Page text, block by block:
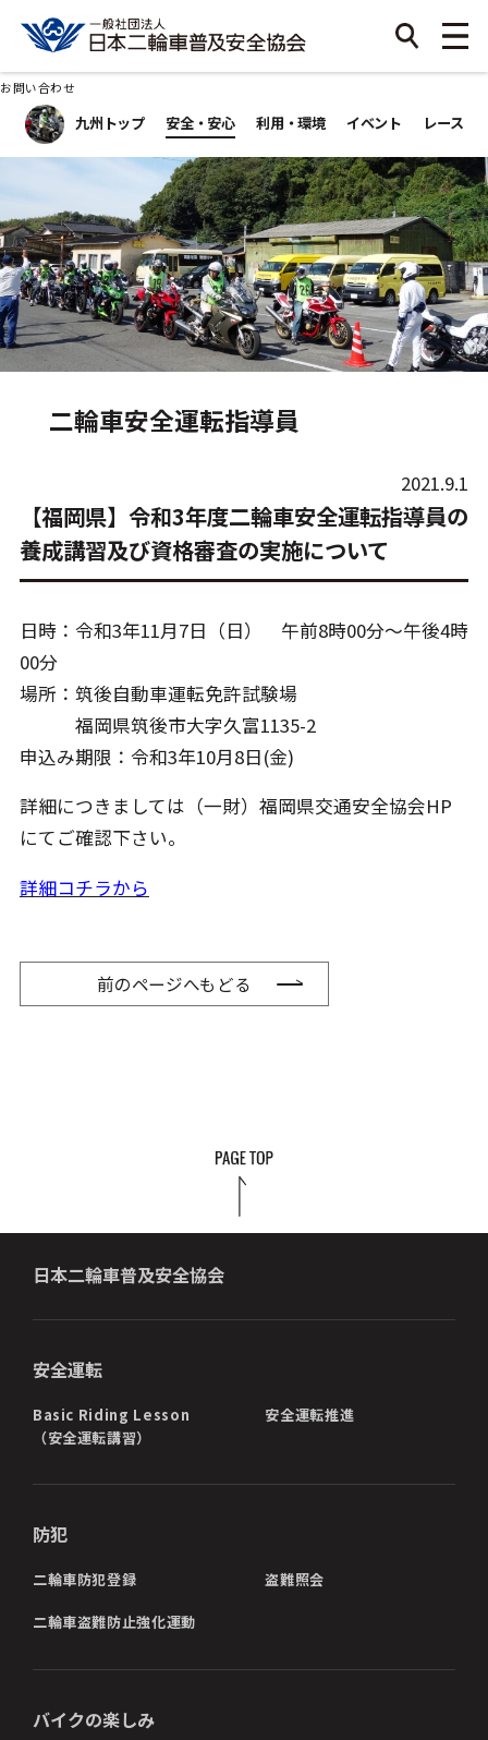
九州トップ 安全・安心 利用・環境 イベント レース
お問い合わせ
二輪車安全運転指導員
2021.9.1
【福岡県】令和3年度二輪車安全運転指導員の
養成講習及び資格審査の実施について
日時：令和3年11月7日（日） 午前8時00分～午後4時
00分
場所：筑後自動車運転免許試験場
福岡県筑後市大字久富1135-2
申込み期限：令和3年10月8日(金)
詳細につきましては（一財）福岡県交通安全協会HP
にてご確認下さい。
詳細コチラから
前のページへもどる
日本二輪車普及安全協会
安全運転
Basic Riding Lesson
（安全運転講習）
安全運転推進
防犯
二輪車防犯登録 盗難照会
二輪車盗難防止強化運動
バイクの楽しみ